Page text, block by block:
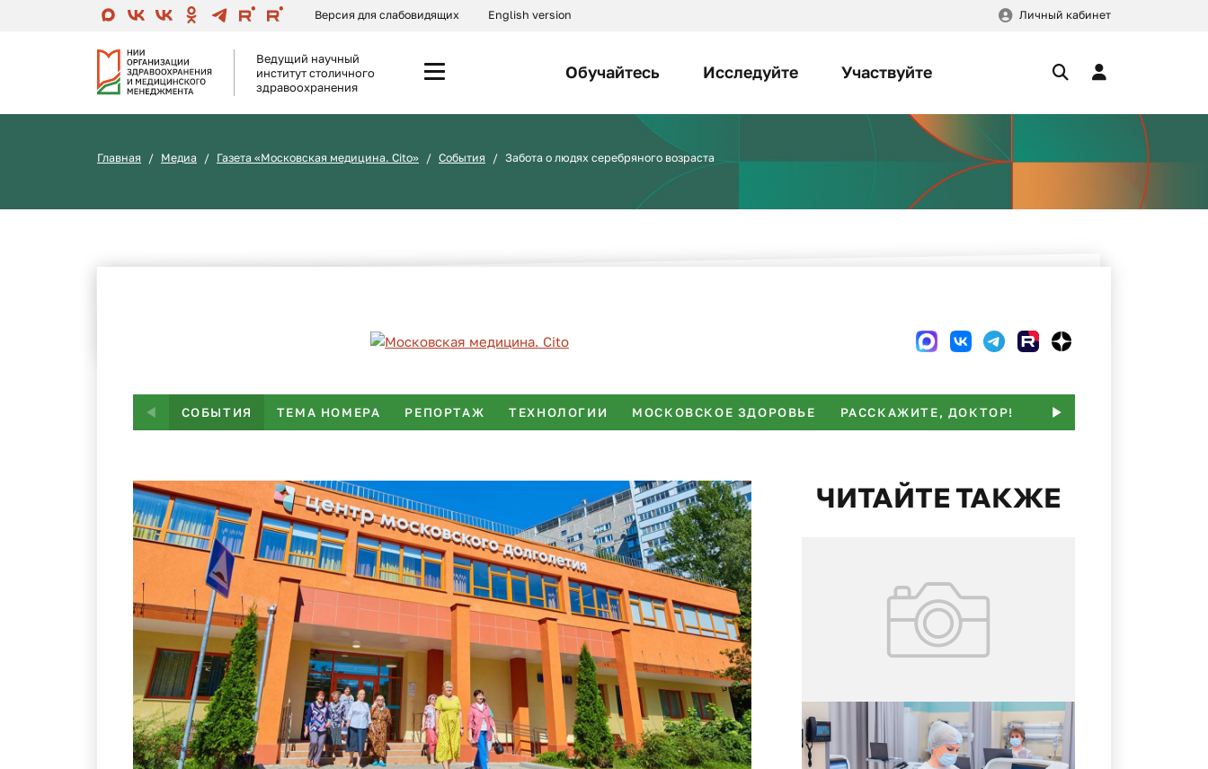
Версия для слабовидящих English version Личный кабинет
Ведущий научный
институт столичного
здравоохранения
Обучайтесь Исследуйте Участвуйте
Главная Медиа Газета «Московская медицина. Cito» События Забота о людях серебряного возраста
СОБЫТИЯ ТЕМА НОМЕРА РЕПОРТАЖ ТЕХНОЛОГИИ МОСКОВСКОЕ ЗДОРОВЬЕ РАССКАЖИТЕ, ДОКТОР! ПАМЯТКА
ЧИТАЙТЕ ТАКЖЕ
02.08.2026 № 29 (427)
Цифровые витрины данных